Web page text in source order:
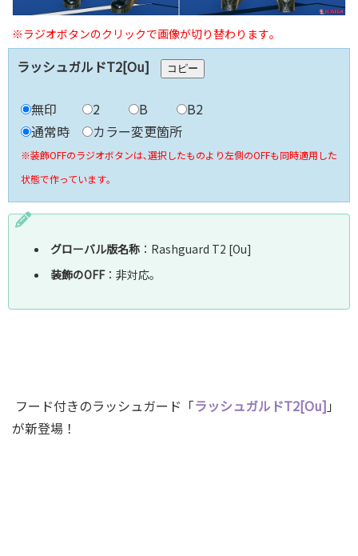
※ラジオボタンのクリックで画像が切り替わります｡
ラッシュガルドT2[Ou] コピー
無印 2 B
B2
通常時
カラー変更箇所
※装飾OFFのラジオボタンは､選択したものより左側のOFFも同時適用した
状態で作っています｡
グローバル版名称 ：Rashguard T2 [Ou]
装飾のOFF：非対応｡
フード付きのラッシュガード「ラッシュガルドT2[Ou] 」
が新登場！